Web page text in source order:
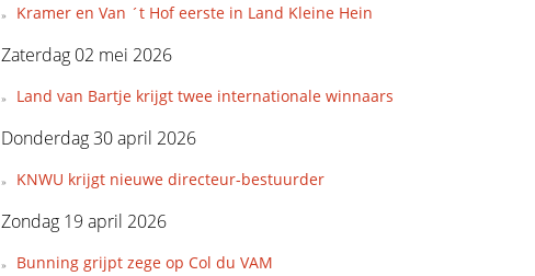
Kramer en Van ´t Hof eerste in Land Kleine Hein
Zaterdag 02 mei 2026
Land van Bartje krijgt twee internationale winnaars
Donderdag 30 april 2026
KNWU krijgt nieuwe directeur-bestuurder
Zondag 19 april 2026
Bunning grijpt zege op Col du VAM